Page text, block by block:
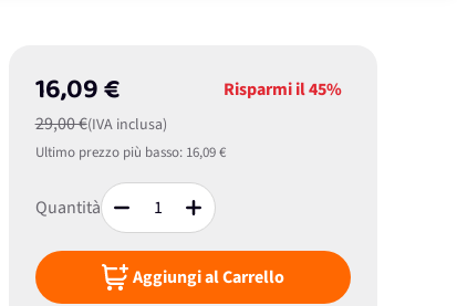
16,09 €
29,00 €(IVA inclusa)
Risparmi il45%
Ultimo prezzo più basso: 16,09 €
Quantità
Aggiungi al Carrello